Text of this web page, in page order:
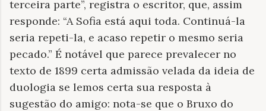
terceira parte”, registra o escritor, que, assim
responde: “A Sofia está aqui toda. Continuá-la
seria repeti-la, e acaso repetir o mesmo seria
pecado.” É notável que parece prevalecer no
texto de 1899 certa admissão velada da ideia de
duologia se lemos certa sua resposta à
sugestão do amigo: nota-se que o Bruxo do